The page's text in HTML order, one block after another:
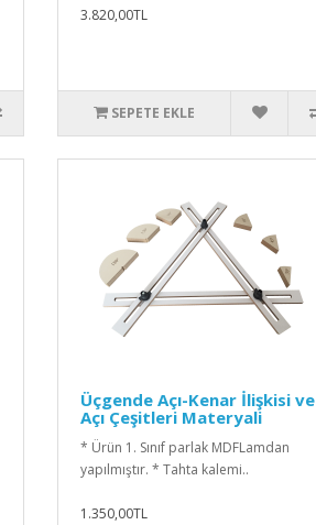
3.820,00TL
SEPETE EKLE
Üçgende Açı-Kenar İlişkisi ve
Açı Çeşitleri Materyali
* Ürün 1. Sınıf parlak MDFLamdan
yapılmıştır. * Tahta kalemi..
1.350,00TL